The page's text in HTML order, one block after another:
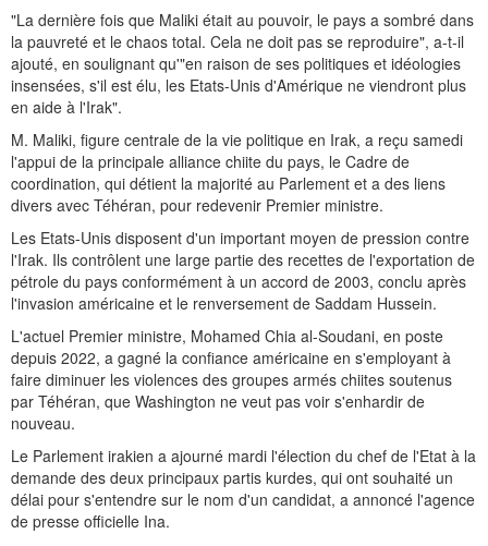
"La dernière fois que Maliki était au pouvoir, le pays a sombré dans
la pauvreté et le chaos total. Cela ne doit pas se reproduire", a-t-il
ajouté, en soulignant qu'"en raison de ses politiques et idéologies
insensées, s'il est élu, les Etats-Unis d'Amérique ne viendront plus
en aide à l'Irak".
M. Maliki, figure centrale de la vie politique en Irak, a reçu samedi
l'appui de la principale alliance chiite du pays, le Cadre de
coordination, qui détient la majorité au Parlement et a des liens
divers avec Téhéran, pour redevenir Premier ministre.
Les Etats-Unis disposent d'un important moyen de pression contre
l'Irak. Ils contrôlent une large partie des recettes de l'exportation de
pétrole du pays conformément à un accord de 2003, conclu après
l'invasion américaine et le renversement de Saddam Hussein.
L'actuel Premier ministre, Mohamed Chia al-Soudani, en poste
depuis 2022, a gagné la confiance américaine en s'employant à
faire diminuer les violences des groupes armés chiites soutenus
par Téhéran, que Washington ne veut pas voir s'enhardir de
nouveau.
Le Parlement irakien a ajourné mardi l'élection du chef de l'Etat à la
demande des deux principaux partis kurdes, qui ont souhaité un
délai pour s'entendre sur le nom d'un candidat, a annoncé l'agence
de presse officielle Ina.